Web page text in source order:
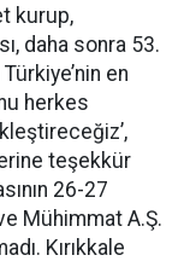
kurup,
daha sonra 53.
en
herkes
teşekkür
26-27
Mühimmat A.Ş.
Kırıkkale